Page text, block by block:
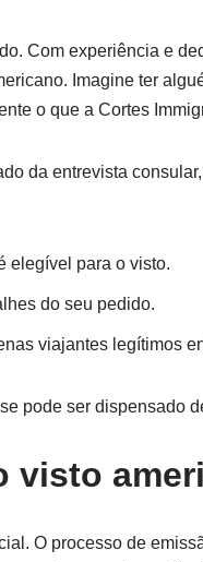
Com experiência e
Imagine ter
o que a Cortes
da entrevista
elegível para o visto.
do seu pedido.
viajantes legítimos
pode ser dispensado
visto
O processo de